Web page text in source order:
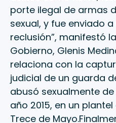
porte ilegal de armas
sexual, y fue enviado
reclusión”, manifestó
Gobierno, Glenis
relaciona con la
judicial de un guarda
abusó sexualmente
año 2015, en un
Trece de